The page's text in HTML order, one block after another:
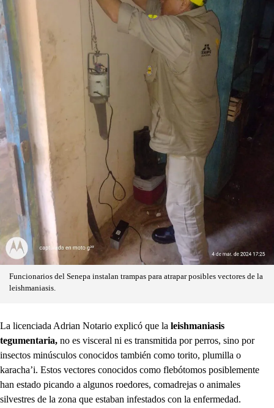
Funcionarios del Senepa instalan trampas para atrapar posibles vectores de la
leishmaniasis.
La licenciada Adrian Notario explicó que la leishmaniasis
tegumentaria, no es visceral ni es transmitida por perros, sino por
insectos minúsculos conocidos también como torito, plumilla o
karacha’i. Estos vectores conocidos como flebótomos posiblemente
han estado picando a algunos roedores, comadrejas o animales
silvestres de la zona que estaban infestados con la enfermedad.